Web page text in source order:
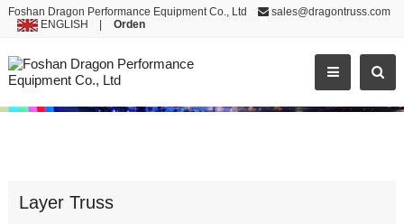
Foshan Dragon Performance Equipment Co., Ltd
sales@dragontruss.com
ENGLISH
Orden
LAYER TRUSS
Layer Truss